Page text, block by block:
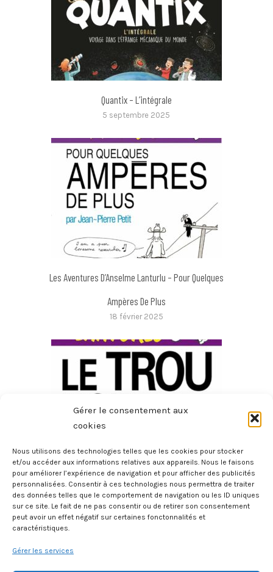
Gérer le consentement aux
cookies
Nous utilisons des technologies telles que les cookies pour stocker
et/ou accéder aux informations relatives aux appareils. Nous le faisons
pour améliorer l’expérience de navigation et pour afficher des publicités
personnalisées. Consentir à ces technologies nous permettra de traiter
des données telles que le comportement de navigation ou les ID uniques
sur ce site. Le fait de ne pas consentir ou de retirer son consentement
peut avoir un effet négatif sur certaines fonctonnalités et
caractéristiques.
Gérer les services
Quantix – L’intégrale
5 septembre 2025
Les Aventures D’Anselme Lanturlu – Pour Quelques
Ampères De Plus
18 février 2025
Les Aventures D’Anselme Lanturlu – Le Trou Noir
23 décembre 2024